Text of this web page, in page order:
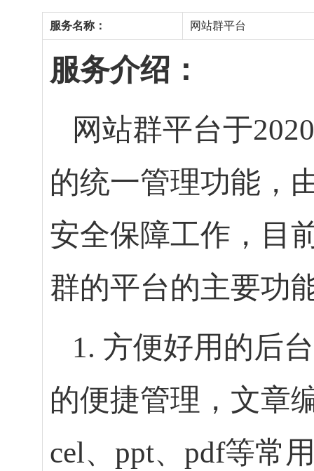
服务名称： 网站群平台
服务介绍：
网站群平台于
的统一管理功能，
安全保障工作，目
群的平台的主要功
1. 方便好用的后
的便捷管理，文章
cel、ppt、pdf等常